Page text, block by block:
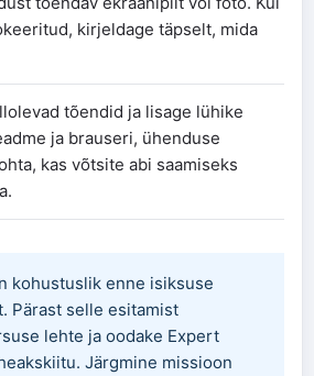
kirjeldage täpselt, mida
tõendid ja lisage lühike
ja brauseri, ühenduse
kas võtsite abi saamiseks
kohustuslik enne isiksuse
Pärast selle esitamist
lehte ja oodake Expert
Järgmine missioon